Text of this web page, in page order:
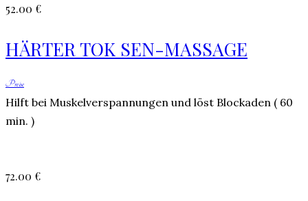
52.00 €
HÄRTER TOK SEN-MASSAGE
Preise
Hilft bei Muskelverspannungen und löst Blockaden ( 60
min. )
72.00 €